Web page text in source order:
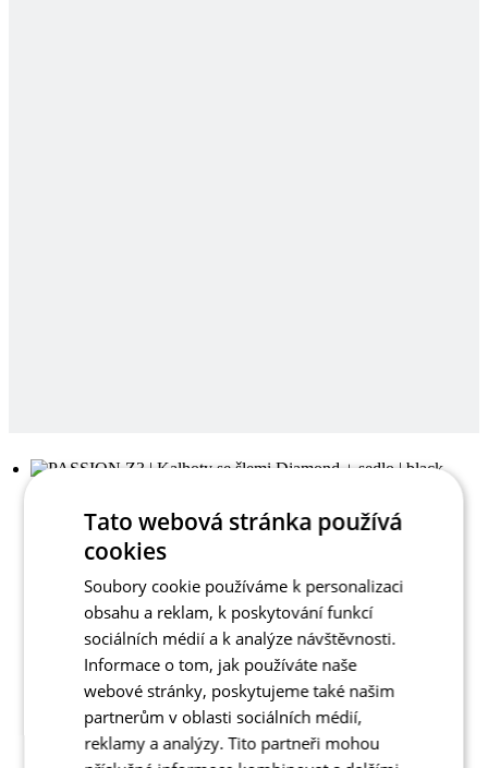
Tato webová stránka používá
cookies
Soubory cookie používáme k personalizaci
obsahu a reklam, k poskytování funkcí
sociálních médií a k analýze návštěvnosti.
Informace o tom, jak používáte naše
webové stránky, poskytujeme také našim
partnerům v oblasti sociálních médií,
reklamy a analýzy. Tito partneři mohou